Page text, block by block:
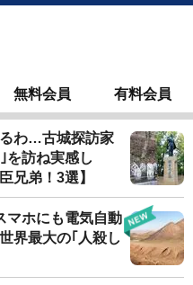
無料会員 有料会員
わ…古城探訪家
を訪ね実感し
兄弟！3選】
ホにも電気自動
界最大の｢人殺し